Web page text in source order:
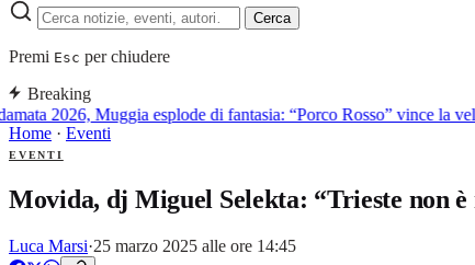
Cerca
Premi Esc per chiudere
Breaking
2026, Muggia esplode di fantasia: “Porco Rosso” vince la
Home · Eventi
EVENTI
Movida, dj Miguel Selekta: “Trieste non
Luca Marsi·25 marzo 2025 alle ore 14:45